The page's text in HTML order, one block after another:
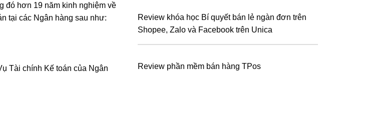
đó hơn 19 năm kinh nghiệm về
tại các Ngân hàng sau như:
Tài chính Kế toán của Ngân
Review khóa học Bí quyết bán lẻ ngàn đơn trên
Shopee, Zalo và Facebook trên Unica
Review phần mềm bán hàng TPos